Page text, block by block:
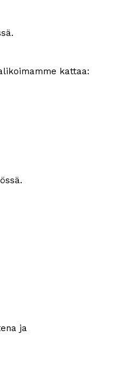
kattaa:
ja